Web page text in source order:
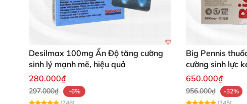
Lê Thanh Hương nhận xét: "Chất liệu viên
nhiều."
Hãy trải nghiệm sự khác biệt từ Siloflam 100
👉 Đặt mua Siloflam 100 ngay để nhận sự tư vấn
Desilmax 100mg Ấn Độ tăng cường
sinh lý mạnh mẽ, hiệu quả
280.000₫
297.000₫
-6%
Big Pennis
cường sinh lực
650.000₫
956.000₫
-32%